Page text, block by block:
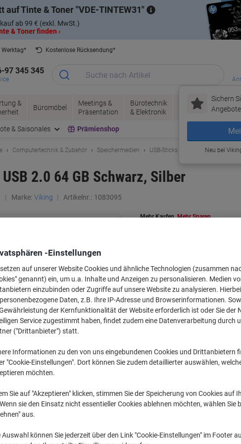
auf Tinte & Toner VDE-TINTEW31
ab 99 € (exkl. MwSt.)
& Toner finden ›
Werktag*
Kostenlose Rücksendung*
97 345 345
Sichern
Neu bei
&
Büromöbel
Meetings &
Präsentation
Bürotechnik
& Elektronik
Tinte &
Toner
Papier,
& Pakete
& Saisonales Prämienshop
Computertechnik & Zubehör Speichermedien USB-Sticks
2.0 64 GB Schwarz, Silber
Marke: Viking Artikelnr.: 1083095
Mehr Kaufen,Mehr Sparen
Menge exkl. USt
1Stück 14,99 €
2Stück 13,99 € -6%
3+Stück 12,99 € -13%
Vor 17:00 Uhr
Menge
Haupteigenschaften
-Einstellungen
auf unserer Website Cookies und ähnliche Technologien (zusammen
genannt) ein, um u.a. Inhalte und Anzeigen zu personalisieren. Medien
einzubinden oder Zugriffe auf unsere Website zu analysieren.
Daten, z.B. Ihre IP-Adresse und Browserinformationen.
der Kernfunktionalität der Website erforderlich ist oder Sie der
Service zugestimmt haben, findet zudem eine Datenverarbeitung durch
("Drittanbieter") statt.
Informationen zu den von uns eingebundenen Cookies und Drittanbietern
"Cookie-Einstellungen". Dort können Sie zudem detaillierter auswählen,
möchten.
Sie auf "Akzeptieren" klicken, stimmen Sie der Speicherung von Cookies auf
sie den Einsatz nicht essentieller Cookies ablehnen möchten, wählen Sie
aus.
Auswahl können Sie jederzeit über den Link "Cookie-Einstellungen" im Footer